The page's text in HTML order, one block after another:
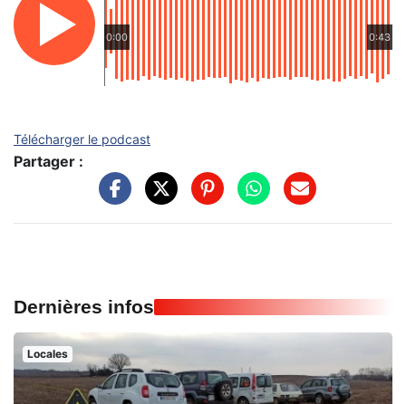
0:00 0:43
Télécharger le podcast
Partager :
Dernières infos
Locales